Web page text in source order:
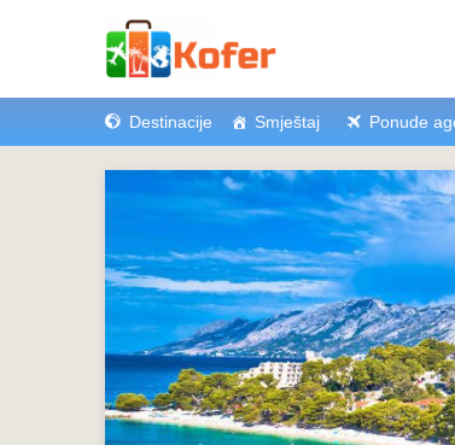
Destinacije Smještaj Ponude